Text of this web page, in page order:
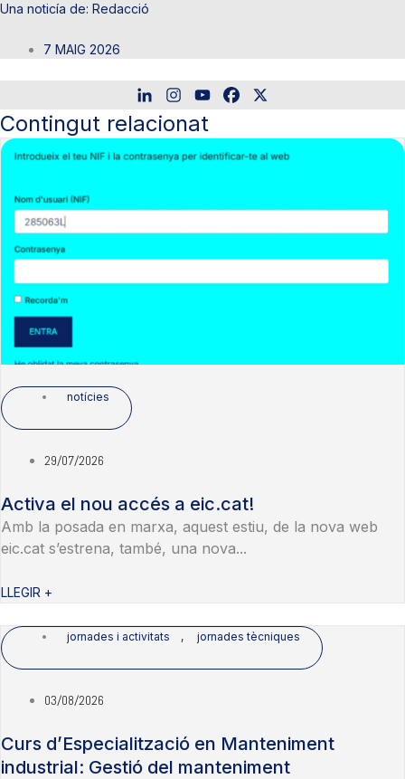
Redacció
7 MAIG 2026
Contingut relacionat
notícies
29/07/2026
Activa el nou accés a eic.cat!
Amb la posada en marxa, aquest estiu, de la nova web
eic.cat s’estrena, també, una nova...
LLEGIR +
jornades i activitats , jornades tècniques
03/08/2026
Curs d’Especialització en Manteniment
industrial: Gestió del manteniment